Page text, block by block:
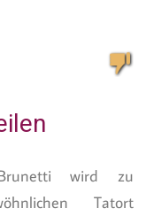
Brunetti wird zu
Tatort